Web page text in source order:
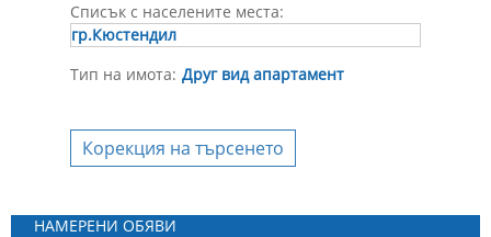
Списък с населените места:
гр.Кюстендил
Тип на имота: Друг вид апартамент
Корекция на търсенето
НАМЕРЕНИ ОБЯВИ